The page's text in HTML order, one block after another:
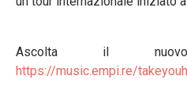
Ascolta il
https://music.empi.re/